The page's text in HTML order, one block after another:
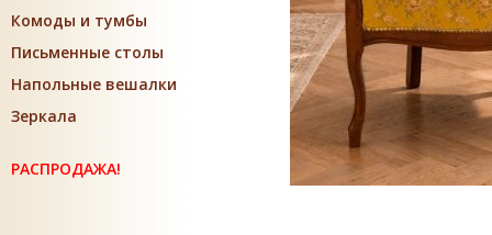
Комоды и тумбы
Письменные столы
Напольные вешалки
Зеркала
РАСПРОДАЖА!